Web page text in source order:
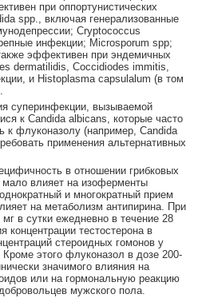
при оппортунистических
spp., включая генерализованные
Cryptococcus
инфекции; Microsporum spp;
эффективен при эндемичных
dermatilidis, Coccidiodes immitis,
и Histoplasma capsulalum (в том
суперинфекции, вызываемой
к Candida albicans, которые часто
к флуконазолу (например, Candida
применения альтернативных
в отношении грибковых
влияет на изоферменты
и многократный прием
на метаболизм антипирина. При
в сутки ежедневно в течение 28
концентрации тестостерона в
стероидных гомонов у
этого флуконазол в дозе 200-
значимого влияния на
или на гормональную реакцию
мужского пола.